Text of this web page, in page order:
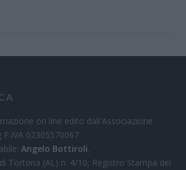
on line edito dall'Associazione
02305570067.
Angelo Bottiroli.
Tortona (AL) n. 4/10, Registro Stampa del